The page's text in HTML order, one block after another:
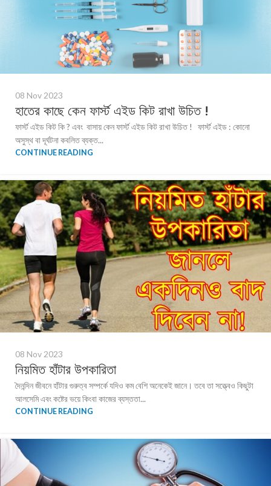
08 Nov 2023
হাতের কাছে কেন ফার্স্ট এইড কিট রাখা উচিত !
ফার্স্ট এইড কিট কি ? এবং বাসায় কেন ফার্স্ট এইড কিট রাখা উচিত ! ফার্স্ট এইড : কোনো
অসুস্থ বা দূর্ঘটনা কবলিত ব্যক্ত...
CONTINUE READING
08 Nov 2023
নিয়মিত হাঁটার উপকারিতা
দৈনন্দিন জীবনে হাঁটার গুরুত্ব সম্পর্কে যদিও কম বেশি অনেকেই জানে। তবে তা সত্ত্বেও কিছুটা
আলসেমি এবং কষ্টের ভয়ে কিংবা কাজের ব্যস্ততা...
CONTINUE READING